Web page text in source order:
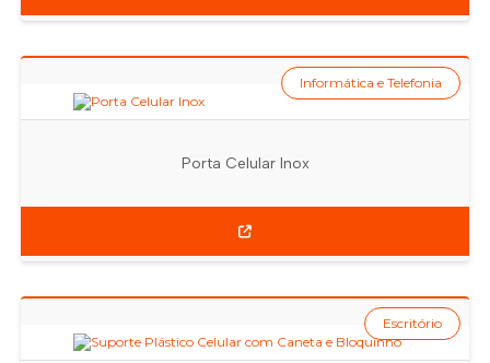
Porta Celular Inox
Informática e Telefonia
Escritório